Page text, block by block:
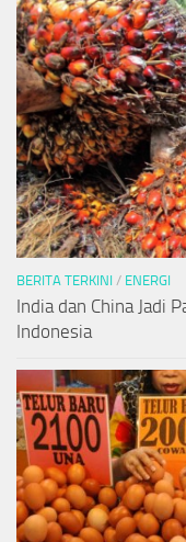
BERITA TERKINI / ENERGI
India dan China Jadi
Indonesia